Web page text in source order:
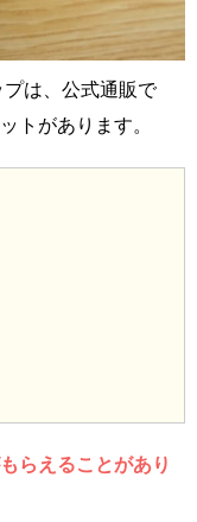
は、公式通販で
トがあります。
らえることがあり